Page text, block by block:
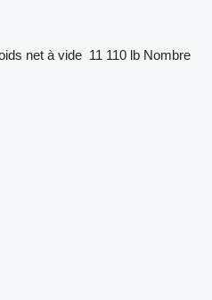
net à vide 11 110 lb Nombre